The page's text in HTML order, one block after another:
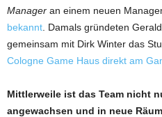
Manager an einem neuen
bekannt . Damals gründeten
gemeinsam mit Dirk Winter das
Cologne Game Haus direkt am
Mittlerweile ist das Team nicht
angewachsen und in neue